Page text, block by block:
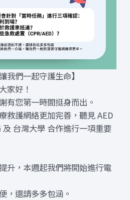
我們一起守護生命】
家好！
有您第一時間挺身而出。
救護網絡更加完善，聽見 AED
台灣大學 合作進行一項重要
升，本週起我們將開始進行電
，還請多多包涵。